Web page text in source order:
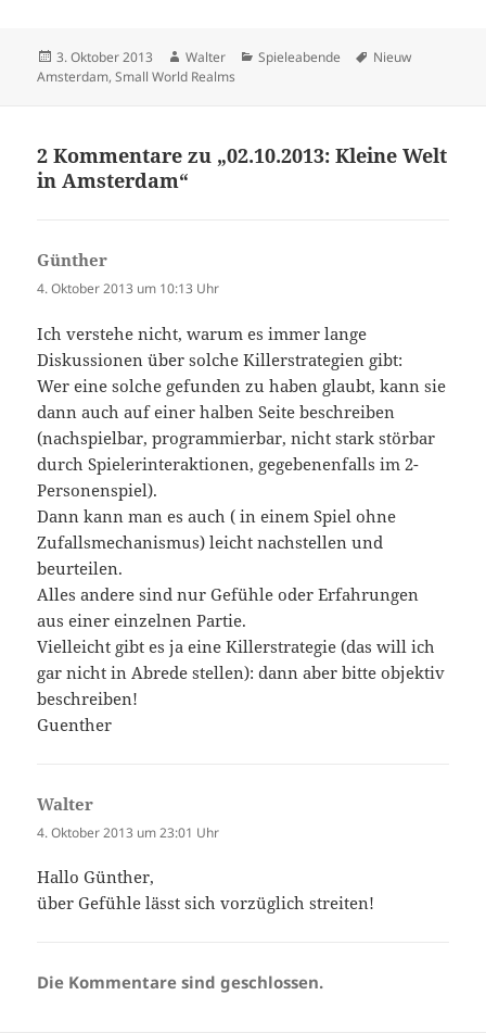
Veröffentlicht
am
3. Oktober 2013 Autor
Walter Kategorien
Spieleabende Schlagwörter
Nieuw
Amsterdam,Small World Realms
2 Kommentare zu „02.10.2013: Kleine Welt
in Amsterdam“
Günther
4. Oktober 2013 um 10:13 Uhr
Ich verstehe nicht, warum es immer lange
Diskussionen über solche Killerstrategien gibt:
Wer eine solche gefunden zu haben glaubt, kann sie
dann auch auf einer halben Seite beschreiben
(nachspielbar, programmierbar, nicht stark störbar
durch Spielerinteraktionen, gegebenenfalls im 2-
Personenspiel).
Dann kann man es auch ( in einem Spiel ohne
Zufallsmechanismus) leicht nachstellen und
beurteilen.
Alles andere sind nur Gefühle oder Erfahrungen
aus einer einzelnen Partie.
Vielleicht gibt es ja eine Killerstrategie (das will ich
gar nicht in Abrede stellen): dann aber bitte objektiv
beschreiben!
Guenther
Walter
4. Oktober 2013 um 23:01 Uhr
Hallo Günther,
über Gefühle lässt sich vorzüglich streiten!
Die Kommentare sind geschlossen.